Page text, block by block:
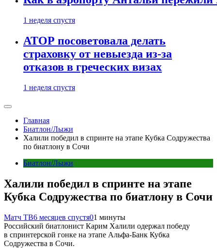
1 неделя спустя
АТОР посоветовала делать
страховку от невыезда из-за
отказов в греческих визах
1 неделя спустя
Главная
Биатлон/Лыжи
Халили победил в спринте на этапе Кубка Содружества
по биатлону в Сочи
Биатлон/Лыжи
Халили победил в спринте на этапе
Кубка Содружества по биатлону в Сочи
Матч ТВ6 месяцев спустя01 минуты
Российский биатлонист Карим Халили одержал победу
в спринтерской гонке на этапе Альфа‑Банк Кубка
Содружества в Сочи.